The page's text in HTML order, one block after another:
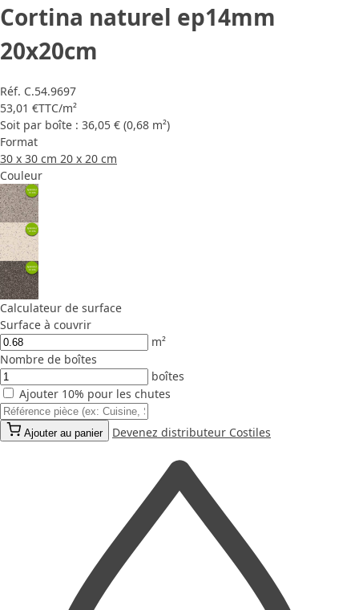
Cortina naturel ep14mm
20x20cm
Réf. C.54.9697
53,01 €TTC/m²
Soit par boîte : 36,05 € (0,68 m²)
Format
30 x 30 cm 20 x 20 cm
Couleur
Calculateur de surface
Surface à couvrir
m²
Nombre de boîtes
boîtes
Ajouter 10% pour les chutes
Ajouter au panier Devenez distributeur Costiles